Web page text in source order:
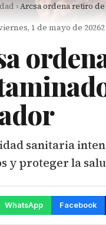
›Arcsa ordena retiro de
1 de mayo de 2026
sanitaria
y proteger la
WhatsApp Facebook